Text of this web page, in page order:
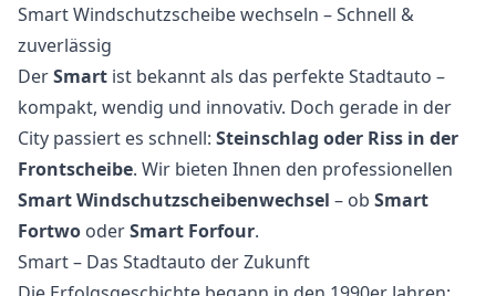
Smart Windschutzscheibe wechseln – Schnell &
zuverlässig
DerSmart ist bekannt als das perfekte Stadtauto –
kompakt, wendig und innovativ. Doch gerade in der
City passiert es schnell: Steinschlag oder Riss in der
Frontscheibe. Wir bieten Ihnen den professionellen
Smart Windschutzscheibenwechsel – ob Smart
Fortwo oderSmart Forfour.
Smart – Das Stadtauto der Zukunft